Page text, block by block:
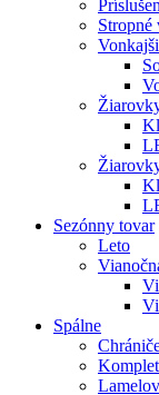
Stropné
Sezónny tovar
Leto
Spálne